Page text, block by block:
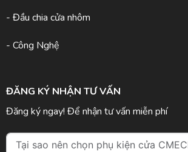
- Đầu chia cửa nhôm
- Công Nghệ
ĐĂNG KÝ NHẬN TƯ VẤN
Đăng ký ngay! Để nhận tư vấn miễn phí